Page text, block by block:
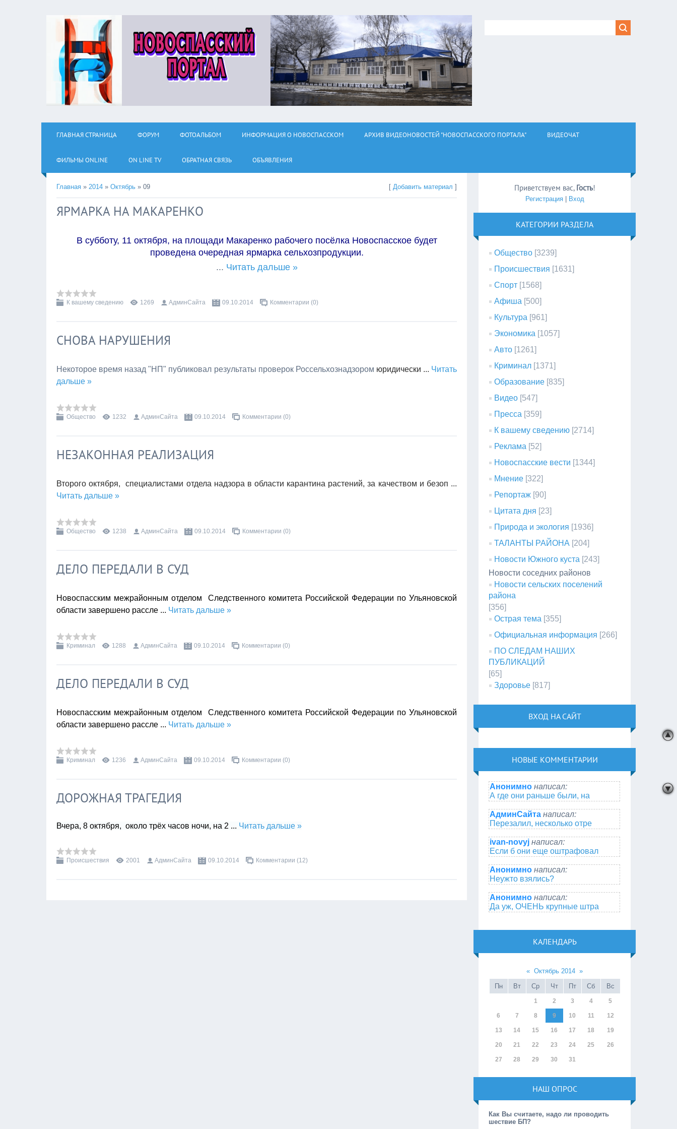
ГЛАВНАЯ СТРАНИЦА ФОРУМ ФОТОАЛЬБОМ ИНФОРМАЦИЯ О НОВОСПАССКОМ АРХИВ ВИДЕОНОВОСТЕЙ "НОВОСПАССКОГО ПОРТАЛА" ВИДЕОЧАТ
ФИЛЬМЫ ОNLINE ON LINE TV ОБРАТНАЯ СВЯЗЬ ОБЪЯВЛЕНИЯ
Главная » 2014 » Октябрь » 09 [Добавить материал ]
ЯРМАРКА НА МАКАРЕНКО
В субботу, 11 октября, на площади Макаренко рабочего посёлка Новоспасское будет
проведена очередная ярмарка сельхозпродукции.
... Читать дальше »
К вашему сведению 1269 АдминСайта 09.10.2014 Комментарии (0)
СНОВА НАРУШЕНИЯ
Некоторое время назад "НП" публиковал результаты проверок Россельхознадзором юридически ... Читать
дальше »
Общество 1232 АдминСайта 09.10.2014 Комментарии (0)
НЕЗАКОННАЯ РЕАЛИЗАЦИЯ
Второго октября, специалистами отдела надзора в области карантина растений, за качеством и безоп ...
Читать дальше »
Общество 1238 АдминСайта 09.10.2014 Комментарии (0)
ДЕЛО ПЕРЕДАЛИ В СУД
Новоспасским межрайонным отделом Следственного комитета Российской Федерации по Ульяновской
области завершено рассле ... Читать дальше »
Криминал 1288 АдминСайта 09.10.2014 Комментарии (0)
ДЕЛО ПЕРЕДАЛИ В СУД
Новоспасским межрайонным отделом Следственного комитета Российской Федерации по Ульяновской
области завершено рассле ... Читать дальше »
Криминал 1236 АдминСайта 09.10.2014 Комментарии (0)
ДОРОЖНАЯ ТРАГЕДИЯ
Вчера, 8 октября, около трёх часов ночи, на 2 ... Читать дальше »
Происшествия 2001 АдминСайта 09.10.2014 Комментарии (12)
Приветствуем вас, Гость!
Регистрация| Вход
КАТЕГОРИИ РАЗДЕЛА
Общество [3239]
Происшествия [1631]
Спорт [1568]
Афиша [500]
Культура [961]
Экономика [1057]
Авто [1261]
Криминал [1371]
Образование [835]
Видео [547]
Пресса [359]
К вашему сведению [2714]
Реклама [52]
Новоспасские вести [1344]
Мнение [322]
Репортаж [90]
Цитата дня [23]
Природа и экология [1936]
ТАЛАНТЫ РАЙОНА [204]
Новости Южного куста [243]
Новости соседних районов
Новости сельских поселений
района
[356]
Острая тема [355]
Официальная информация [266]
ПО СЛЕДАМ НАШИХ
ПУБЛИКАЦИЙ
[65]
Здоровье [817]
ВХОД НА САЙТ
НОВЫЕ КОММЕНТАРИИ
Анонимно написал:
А где они раньше были, на
АдминСайта написал:
Перезалил, несколько отре
ivan-novyj написал:
Если б они еще оштрафовал
Анонимно написал:
Неужто взялись?
Анонимно написал:
Да уж, ОЧЕНЬ крупные штра
КАЛЕНДАРЬ
« Октябрь 2014 »
Пн
Вт Ср Чт Пт Сб Вс
1 2 3 4 5
6 7 8 9 10 11 12
13 14 15 16 17 18 19
20 21 22 23 24 25 26
27 28 29 30 31
НАШ ОПРОС
Как Вы считаете, надо ли проводить
шествие БП?